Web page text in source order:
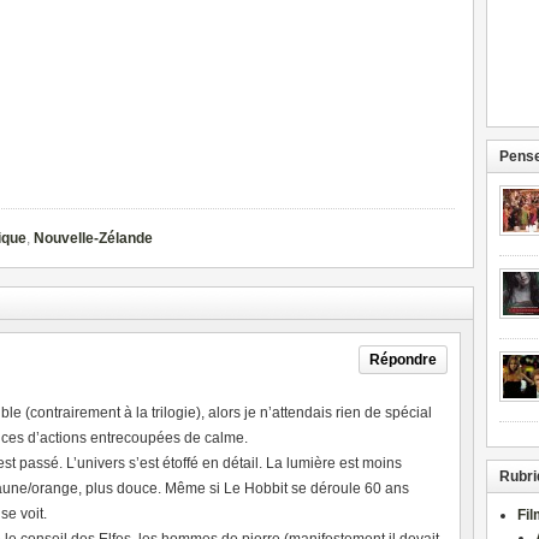
, Nouvelle-Zélande
Répondre
(contrairement à la trilogie), alors je n’attendais rien de spécial
d’actions entrecoupées de calme.
passé. L’univers s’est étoffé en détail. La lumière est moins
orange, plus douce. Même si Le Hobbit se déroule 60 ans
voit.